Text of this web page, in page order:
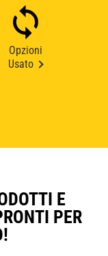
Opzioni
Usato
E
PER